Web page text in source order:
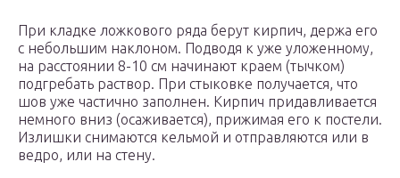
При кладке ложкового ряда берут кирпич, держа его
с небольшим наклоном. Подводя к уже уложенному,
на расстоянии 8-10 см начинают краем (тычком)
подгребать раствор. При стыковке получается, что
шов уже частично заполнен. Кирпич придавливается
немного вниз (осаживается), прижимая его к постели.
Излишки снимаются кельмой и отправляются или в
ведро, или на стену.